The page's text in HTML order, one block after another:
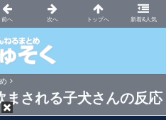
新着&人気
ニュース速報VIP
まされる子犬さんの反応